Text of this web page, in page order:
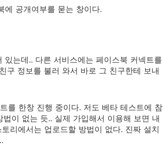
에 공개여부를 묻는 창이다.
는데.. 다른 서비스에는 페이스북 커넥트를
구 정보를 불러 와서 바로 그 친구한테 보내
를 한창 진행 중이다. 저도 베타 테스트에 참
이 없는 듯.. 실제 가입해서 이용해 보면 내
리에서는 업로드할 방법이 없다. 진짜 설치